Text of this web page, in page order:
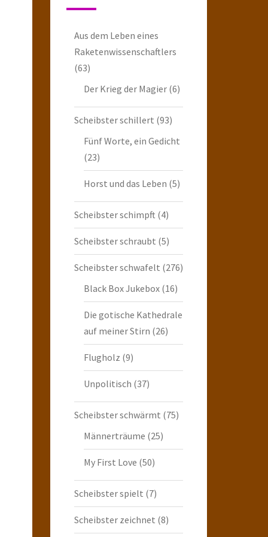
Aus dem Leben eines
Raketenwissenschaftlers
(63)
Der Krieg der Magier(6)
Scheibster schillert (93)
Fünf Worte, ein Gedicht
(23)
Horst und das Leben (5)
Scheibster schimpft (4)
Scheibster schraubt (5)
Scheibster schwafelt (276)
Black Box Jukebox(16)
Die gotische Kathedrale
auf meiner Stirn (26)
Flugholz (9)
Unpolitisch (37)
Scheibster schwärmt (75)
Männerträume (25)
My First Love (50)
Scheibster spielt (7)
Scheibster zeichnet (8)